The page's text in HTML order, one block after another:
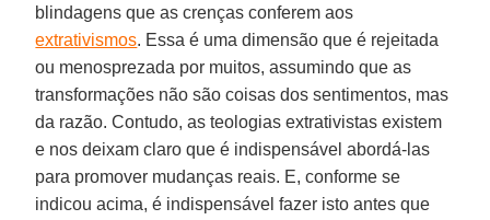
blindagens que as crenças conferem aos
extrativismos. Essa é uma dimensão que é rejeitada
ou menosprezada por muitos, assumindo que as
transformações não são coisas dos sentimentos, mas
da razão. Contudo, as teologias extrativistas existem
e nos deixam claro que é indispensável abordá-las
para promover mudanças reais. E, conforme se
indicou acima, é indispensável fazer isto antes que